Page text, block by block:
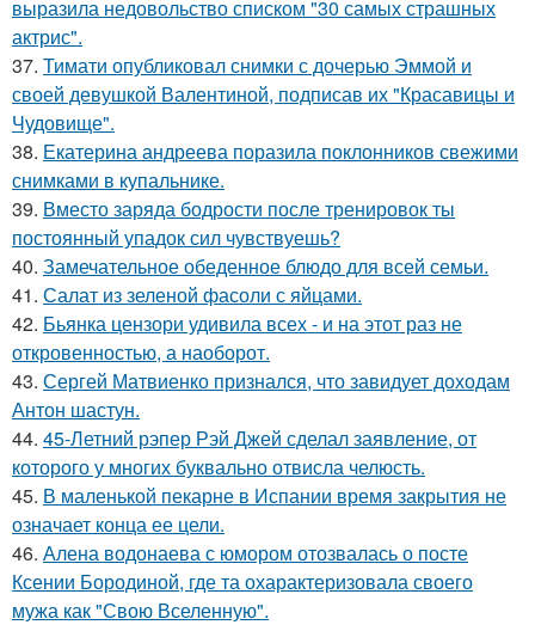
выразила недовольство списком "30 самых страшных
актрис".
37. Тимати опубликовал снимки с дочерью Эммой и
своей девушкой Валентиной, подписав их "Красавицы и
Чудовище".
38. Екатерина андреева поразила поклонников свежими
снимками в купальнике.
39. Вместо заряда бодрости после тренировок ты
постоянный упадок сил чувствуешь?
40. Замечательное обеденное блюдо для всей семьи.
41. Салат из зеленой фасоли с яйцами.
42. Бьянка цензори удивила всех - и на этот раз не
откровенностью, а наоборот.
43. Сергей Матвиенко признался, что завидует доходам
Антон шастун.
44. 45-Летний рэпер Рэй Джей сделал заявление, от
которого у многих буквально отвисла челюсть.
45. В маленькой пекарне в Испании время закрытия не
означает конца ее цели.
46. Алена водонаева с юмором отозвалась о посте
Ксении Бородиной, где та охарактеризовала своего
мужа как "Свою Вселенную".